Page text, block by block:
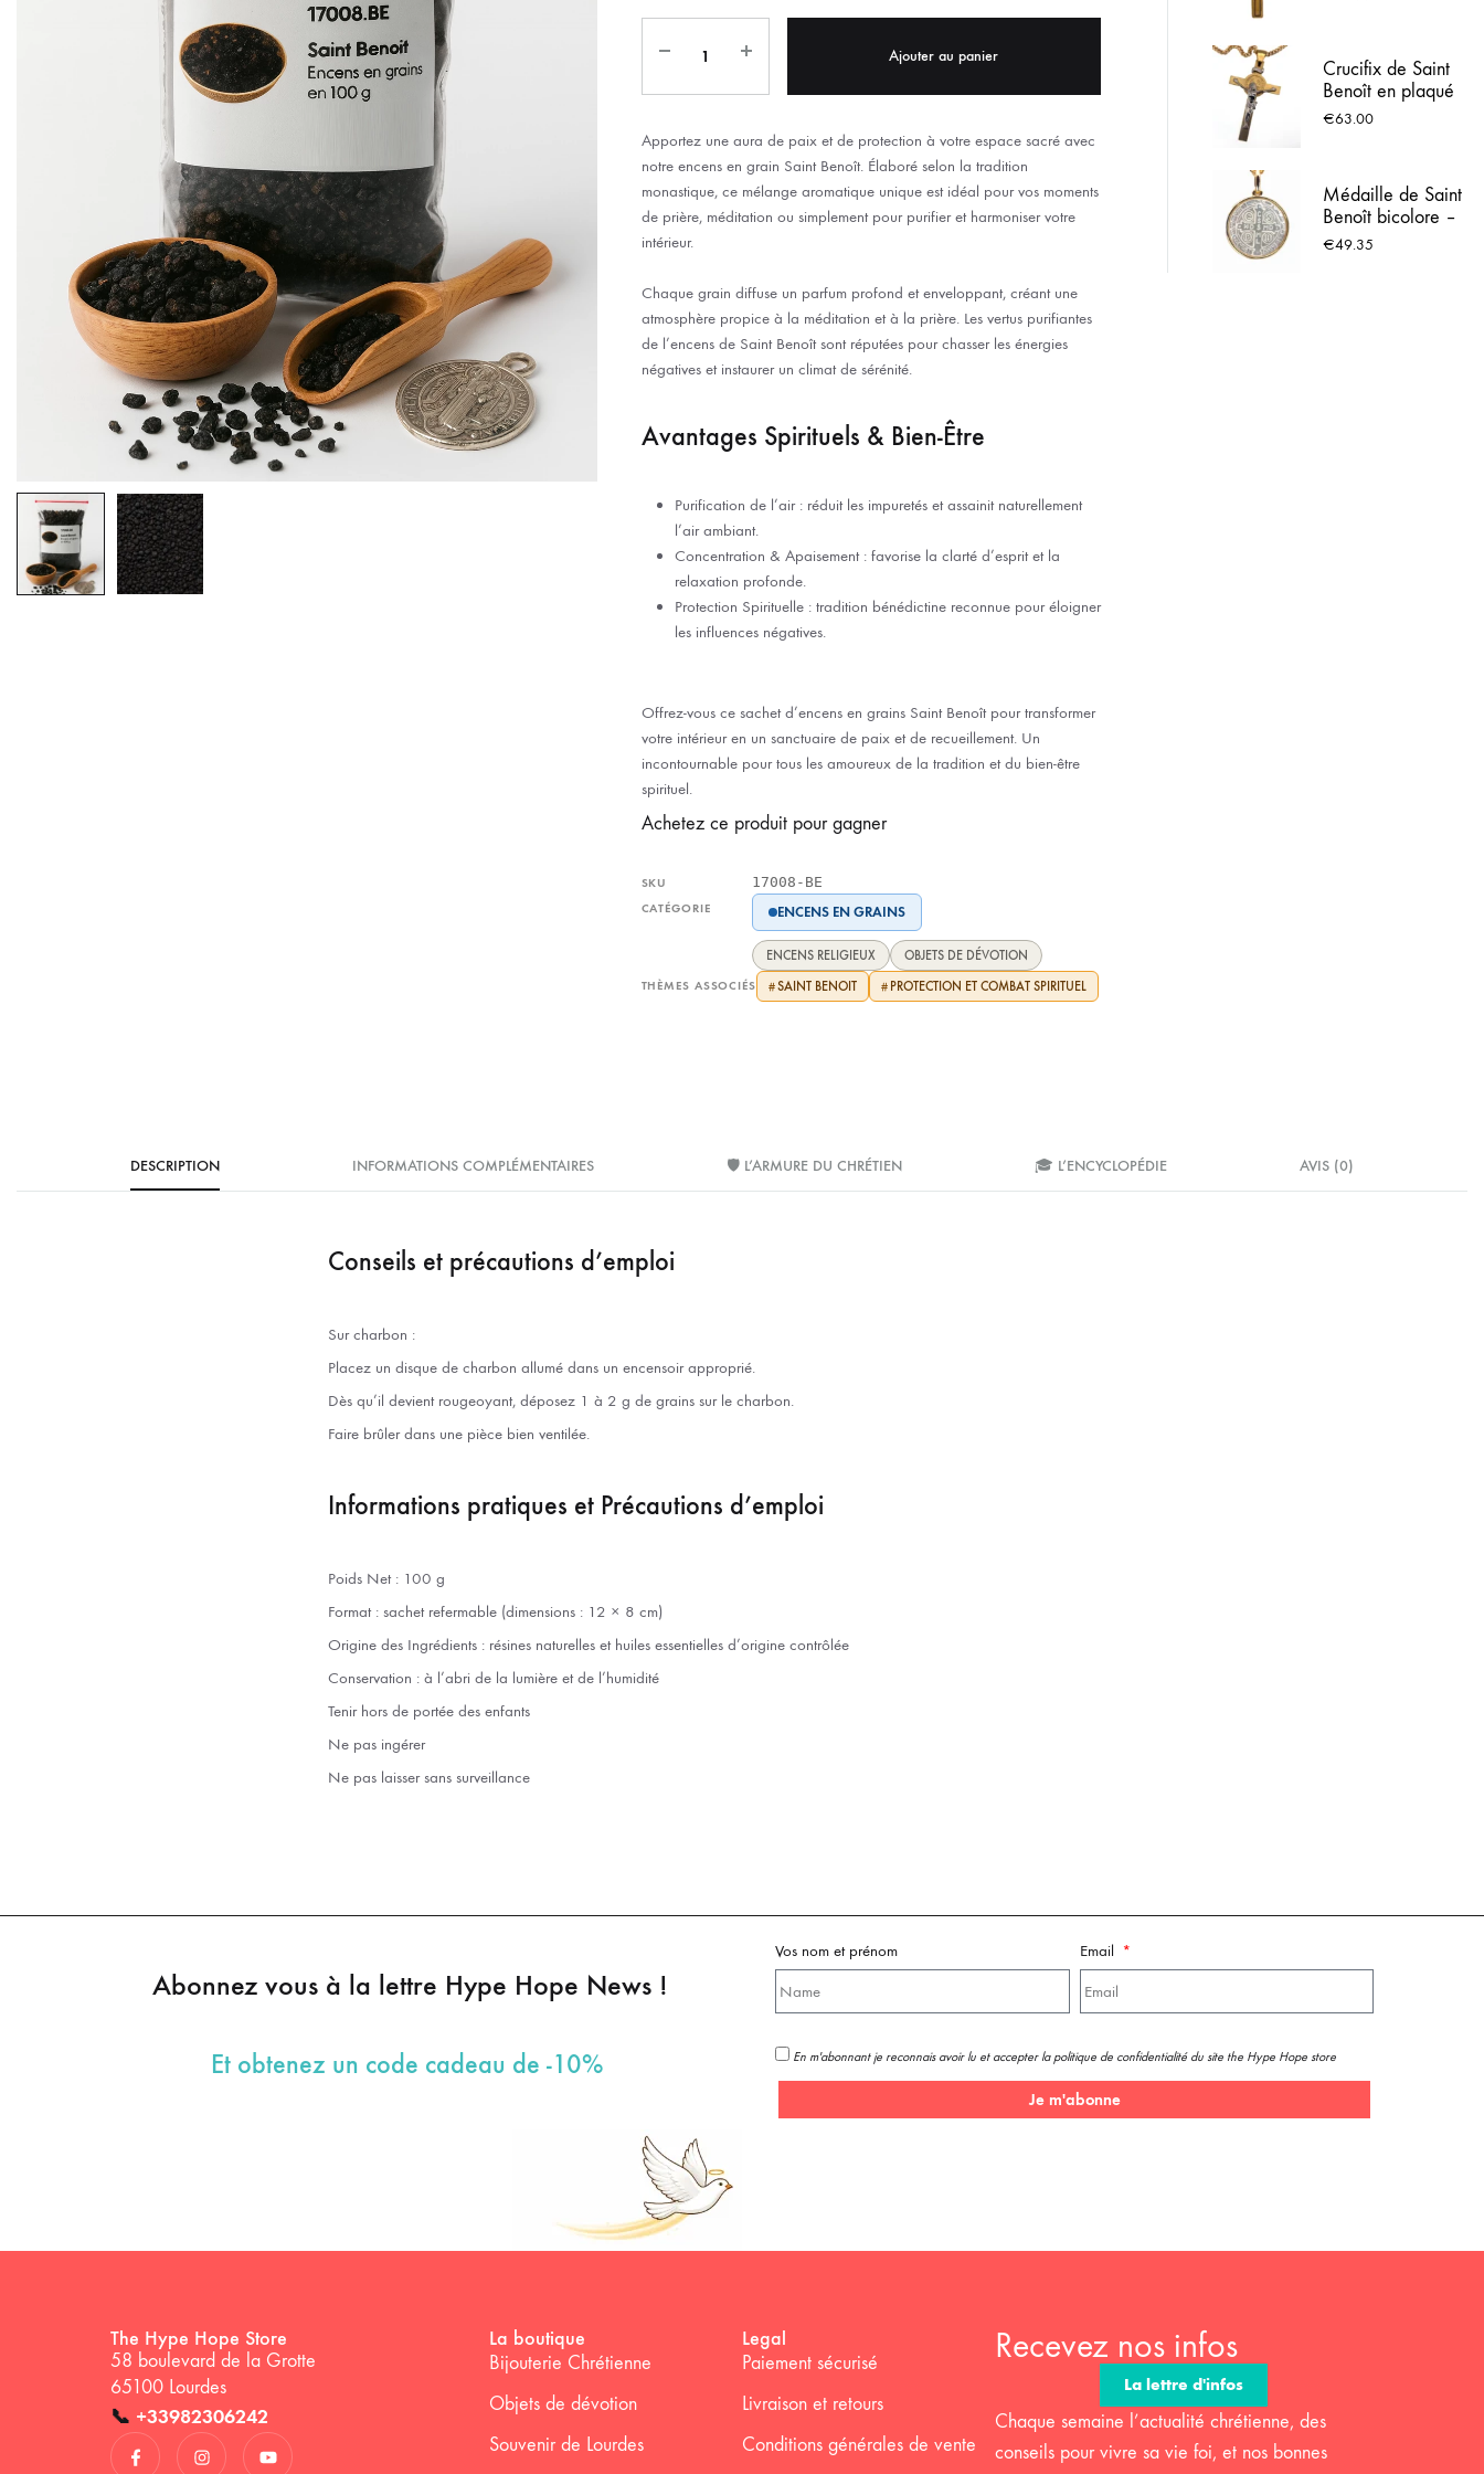
MÉDAILLES JÉSUS
MÉDAILLE SAINTS
ACIER INOX
EX-VOTOS ET COEURS SACRÉS
BOUGIES ET CIERGES
CUSTODES ET PYXIDES
🛐 PRIER LES SAINTS MARIAGE
SOUVENIRS DE LOURDES
Ajouter au panier
Apportez une aura de paix et de protection à votre espace sacré avec
notre encens en grain Saint Benoît. Élaboré selon la tradition
monastique, ce mélange aromatique unique est idéal pour vos moments
de prière, méditation ou simplement pour purifier et harmoniser votre
intérieur.
Chaque grain diffuse un parfum profond et enveloppant, créant une
atmosphère propice à la méditation et à la prière. Les vertus purifiantes
de l’encens de Saint Benoît sont réputées pour chasser les énergies
négatives et instaurer un climat de sérénité.
Avantages Spirituels & Bien-Être
Purification de l’air : réduit les impuretés et assainit naturellement
l’air ambiant.
Concentration & Apaisement : favorise la clarté d’esprit et la
relaxation profonde.
Protection Spirituelle : tradition bénédictine reconnue pour éloigner
les influences négatives.
Offrez-vous ce sachet d’encens en grains Saint Benoît pour transformer
votre intérieur en un sanctuaire de paix et de recueillement. Un
incontournable pour tous les amoureux de la tradition et du bien-être
spirituel.
Achetez ce produit pour gagner
SKU 17008-BE
CATÉGORIE ENCENS EN GRAINS
ENCENS RELIGIEUX OBJETS DE DÉVOTION
THÈMES ASSOCIÉS #SAINT BENOIT # PROTECTION ET COMBAT SPIRITUEL
Crucifix de Saint
Benoît en plaqué
or et argenté – 35
€63.00
Médaille de Saint
Benoît bicolore –
Plaqué or et
€49.35
DESCRIPTION INFORMATIONS COMPLÉMENTAIRES 🛡️ L’ARMURE DU CHRÉTIEN 🎓 L’ENCYCLOPÉDIE AVIS (0)
Conseils et précautions d’emploi
Sur charbon :
Placez un disque de charbon allumé dans un encensoir approprié.
Dès qu’il devient rougeoyant, déposez 1 à 2 g de grains sur le charbon.
Faire brûler dans une pièce bien ventilée.
Informations pratiques et Précautions d’emploi
Poids Net : 100 g
Format : sachet refermable (dimensions : 12 × 8 cm)
Origine des Ingrédients : résines naturelles et huiles essentielles d’origine contrôlée
Conservation : à l’abri de la lumière et de l’humidité
Tenir hors de portée des enfants
Ne pas ingérer
Ne pas laisser sans surveillance
Abonnez vous à la lettre Hype Hope News !
Et obtenez un code cadeau de -10%
Vos nom et prénom Email
En m'abonnant je reconnais avoir lu et accepter la politique de confidentialité du site the Hype Hope store
Je m'abonne
The Hype Hope Store
58 boulevard de la Grotte
65100 Lourdes
📞 +33982306242
La boutique
Bijouterie Chrétienne
Objets de dévotion
Souvenir de Lourdes
Legal
Paiement sécurisé
Livraison et retours
Conditions générales de vente
Recevez nos infos
La lettre d'infos
Chaque semaine l’actualité chrétienne, des
conseils pour vivre sa vie foi, et nos bonnes